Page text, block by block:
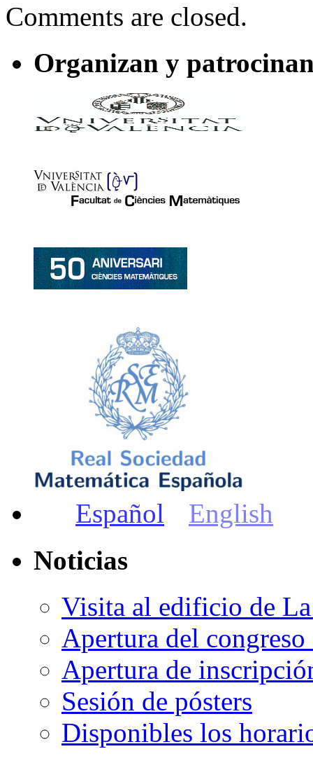
Comments are closed.
Organizan y
Español
English
Noticias
Visita al edificio de
Apertura del
Apertura de
Sesión de pósters
Disponibles los